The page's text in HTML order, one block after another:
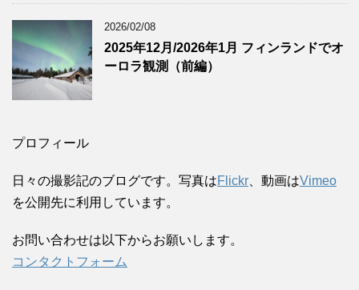
2026/02/08
2025年12月/2026年1月 フィンランドでオ
ーロラ観測（前編）
プロフィール
日々の撮影記のブログです。写真はFlickr 、動画はVimeo
を公開先に利用しています。
お問い合わせは以下からお願いします。
コンタクトフォーム